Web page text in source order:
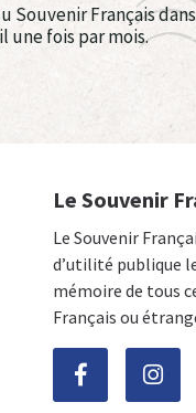
Souvenir Français
une fois par mois.
Le Souvenir
Le Souvenir
d’utilité publique
mémoire de tous
Français ou